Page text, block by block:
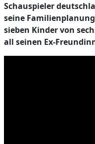
Schauspieler
seine
sieben Kinder von
all seinen Ex-